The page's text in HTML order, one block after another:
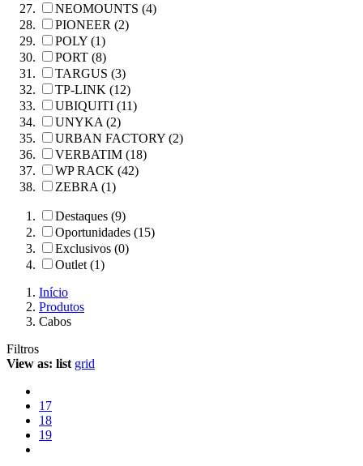
NEOMOUNTS (4)
PIONEER (2)
POLY (1)
PORT (8)
TARGUS (3)
TP-LINK (12)
UBIQUITI (11)
UNYKA (2)
URBAN FACTORY (2)
VERBATIM (18)
WP RACK (42)
ZEBRA (1)
Destaques (9)
Oportunidades (15)
Exclusivos (0)
Outlet (1)
Início
Produtos
Cabos
Filtros
View as: list grid
17
18
19